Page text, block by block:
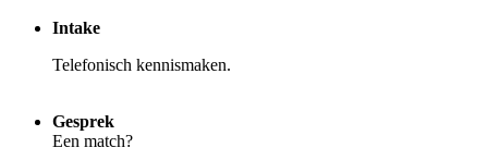
Intake
Telefonisch kennismaken.
Gesprek
Een match?